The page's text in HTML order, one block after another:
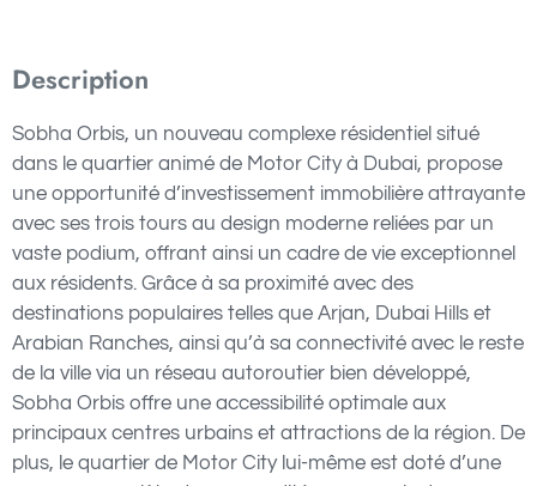
Description
Sobha Orbis, un nouveau complexe résidentiel situé
dans le quartier animé de Motor City à Dubai, propose
une opportunité d’investissement immobilière attrayante
avec ses trois tours au design moderne reliées par un
vaste podium, offrant ainsi un cadre de vie exceptionnel
aux résidents. Grâce à sa proximité avec des
destinations populaires telles que Arjan, Dubai Hills et
Arabian Ranches, ainsi qu’à sa connectivité avec le reste
de la ville via un réseau autoroutier bien développé,
Sobha Orbis offre une accessibilité optimale aux
principaux centres urbains et attractions de la région. De
plus, le quartier de Motor City lui-même est doté d’une